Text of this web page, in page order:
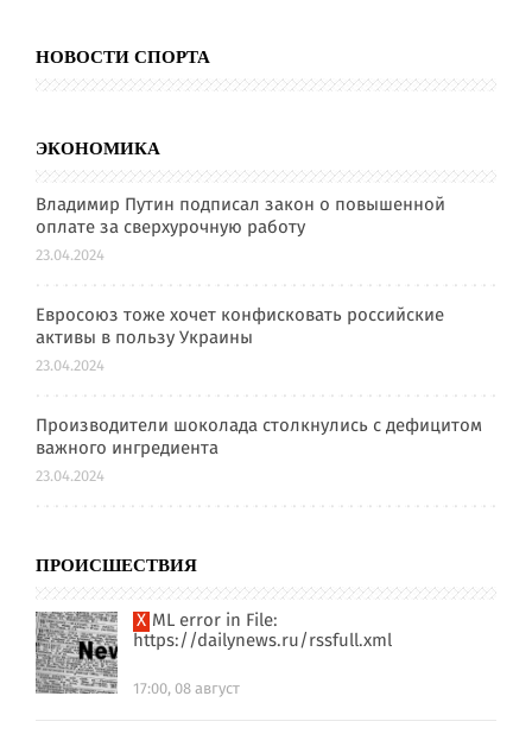
НОВОСТИ СПОРТА
ЭКОНОМИКА
Владимир Путин подписал закон о повышенной
оплате за сверхурочную работу
23.04.2024
Евросоюз тоже хочет конфисковать российские
активы в пользу Украины
23.04.2024
Производители шоколада столкнулись с дефицитом
важного ингредиента
23.04.2024
ПРОИСШЕСТВИЯ
XML error in File:
https://dailynews.ru/rssfull.xml
17:00, 08 август